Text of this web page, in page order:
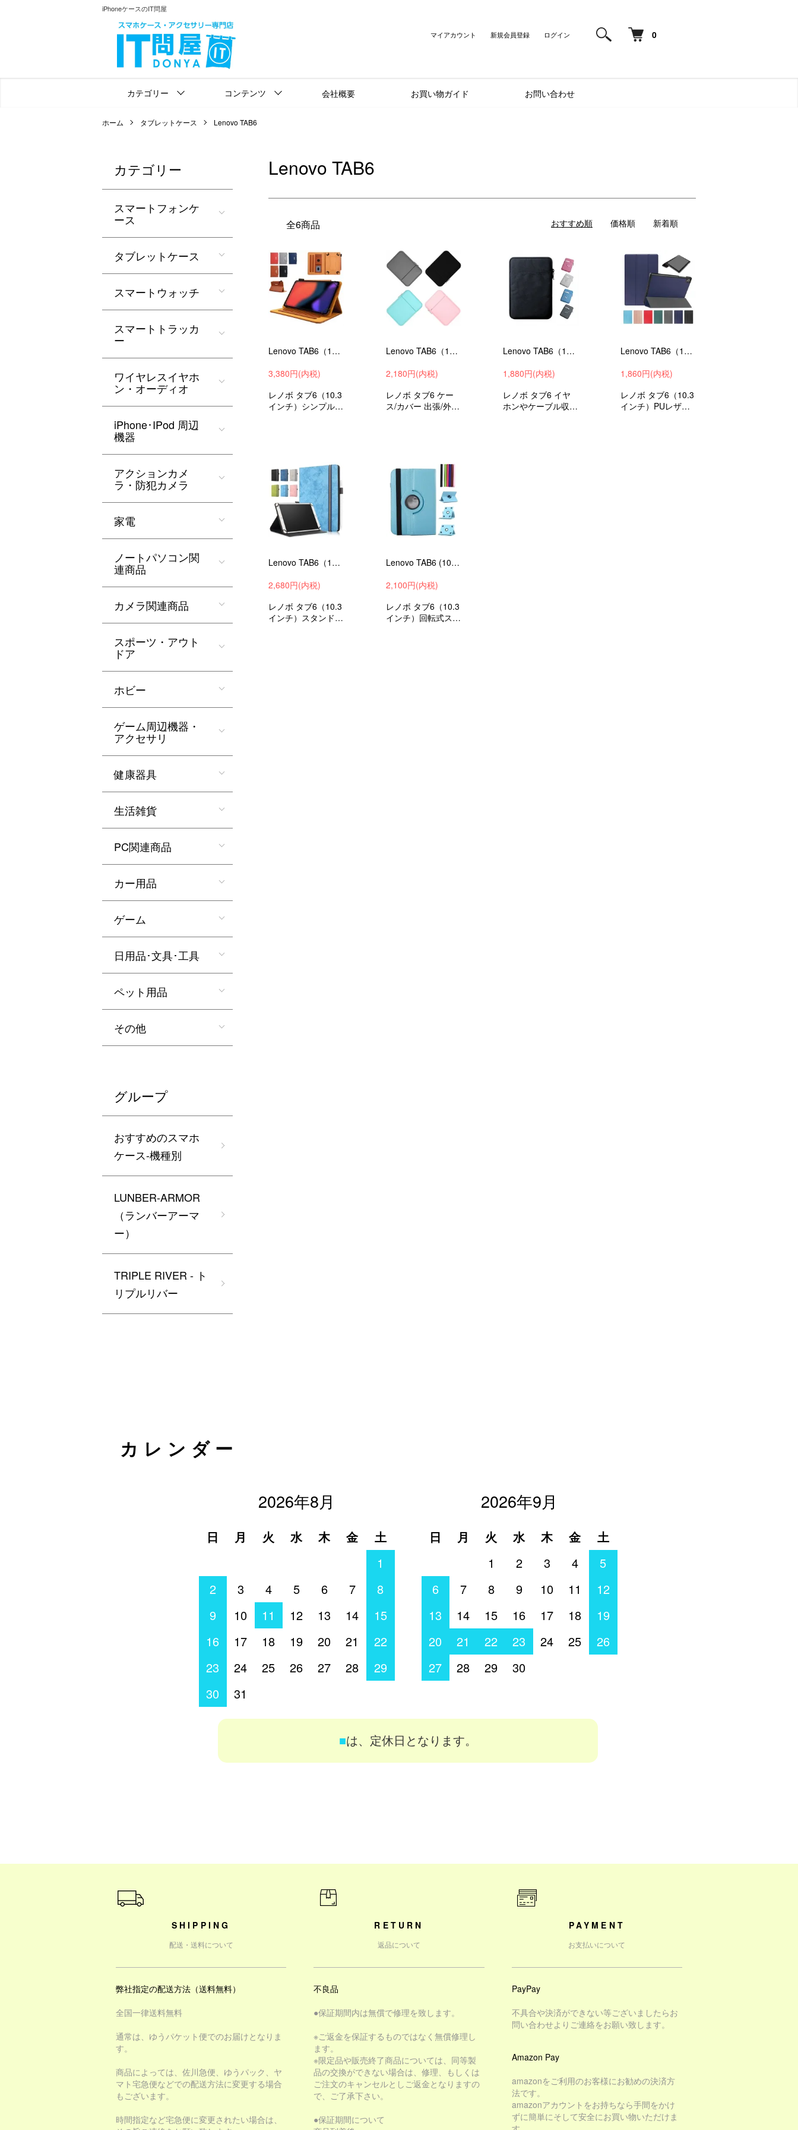
iPhoneケースのIT問屋
0
マイアカウント 新規会員登録 ログイン
カテゴリー コンテンツ 会社概要 お買い物ガイド お問い合わせ
ホーム タブレットケース Lenovo TAB6
Lenovo TAB6
全6商品 おすすめ順 価格順 新着順
Lenovo TAB6（10.3インチ）ケース / カバー 2021モデル スタンド機能 カード収納付き ペンホルダー レノボ タブ6 手帳型 かわいい 衝撃吸収 保護ケース
3,380円(内税)
レノボ タブ6（10.3
インチ）シンプル
カバー タブレット
カバー ケース
Lenovo TAB6（10.3インチ）ケース / カバー 2021モデル ポーチ型 セカンドバッグ型 バッグ型 シンプル おしゃれ おすすめ タブレットケース
2,180円(内税)
レノボ タブ6 ケー
ス/カバー 出張/外出
Lenovo TAB6（10.3インチ）ケース / カバー 2021モデル ポーチ型 バッグ型 セカンドバッグ型 キャンバス調 おすすめ おしゃれ タブレットケース
1,880円(内税)
レノボ タブ6 イヤ
ホンやケーブル収納
Lenovo TAB6（10.3インチ）ケース/カバー 2021モデル 手帳型 オートスリープ 対応 シンプル かわいい PUレザー スタンド機能 おしゃれ 手帳型 レザーケース
1,860円(内税)
レノボ タブ6（10.3
インチ）PUレザー
Lenovo TAB6（10.3インチ）ケース/カバー 2021モデル 衝撃吸収 スタンド機能 レノボ タブ6 手帳型 タブレットPCケース/カバー LE1
2,680円(内税)
レノボ タブ6（10.3
インチ）スタンド
Lenovo TAB6 (10.3インチ) 2021モデル ケース/カバー 360度回転 手帳型 PUレザー かわいい 可愛い スタンド機能 ペンホルダー付き 軽量 薄型 保護ケース
2,100円(内税)
レノボ タブ6（10.3
インチ）回転式スタ
カテゴリー
スマートフォンケ
ース
タブレットケース
スマートウォッチ
スマートトラッカ
ー
ワイヤレスイヤホ
ン・オーディオ
iPhone･IPod 周辺
機器
アクションカメ
ラ・防犯カメラ
家電
ノートパソコン関
連商品
カメラ関連商品
スポーツ・アウト
ドア
ホビー
ゲーム周辺機器・
アクセサリ
健康器具
生活雑貨
PC関連商品
カー用品
ゲーム
日用品･文具･工具
ペット用品
その他
グループ
おすすめのスマホ
ケース-機種別
LUNBER-ARMOR
（ランバーアーマ
ー）
TRIPLE RIVER - ト
リプルリバー
カレンダー
2026年8月
日 月 火 水 木 金
土
1
2
3 4 5 6 7
8
9
10 11 12 13 14
15
16
17 18 19 20 21
22
23
24 25 26 27 28
29
30
31
2026年9月
日 月 火 水 木 金
土
1
2 3 4
5
6
7 8 9 10 11
12
13
14 15 16 17 18
19
20
21 22 23 24 25
26
27
28 29 30
■は、定休日となります。
ショッピングガイド
SHIPPING
配送・送料について
弊社指定の配送方法（送料無料）
全国一律送料無料
通常は、ゆうパケット便でのお届けとなりま
す。
商品によっては、佐川急便、ゆうパック、ヤ
マト宅急便などでの配送方法に変更する場合
もございます。
時間指定など宅急便に変更されたい場合は、
RETURN
返品について
不良品
●保証期間内は無償で修理を致します。
※ご返金を保証するものではなく無償修理し
ます。
※限定品や販売終了商品については、同等製
品の交換ができない場合は、修理、もしくは
ご注文のキャンセルとしご返金となりますの
で、ご了承下さい。
●保証期間について
PAYMENT
お支払いについて
PayPay
不具合や決済ができない等ございましたらお
問い合わせよりご連絡をお願い致します。
Amazon Pay
amazonをご利用のお客様にお勧めの決済方
法です。
amazonアカウントをお持ちなら手間をかけ
ずに簡単にそして安全にお買い物いただけま